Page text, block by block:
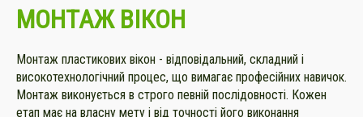
МОНТАЖ ВІКОН
Монтаж пластикових вікон - відповідальний, складний і
високотехнологічний процес, що вимагає професійних навичок.
Монтаж виконується в строго певній послідовності. Кожен
етап має на власну мету і від точності його виконання